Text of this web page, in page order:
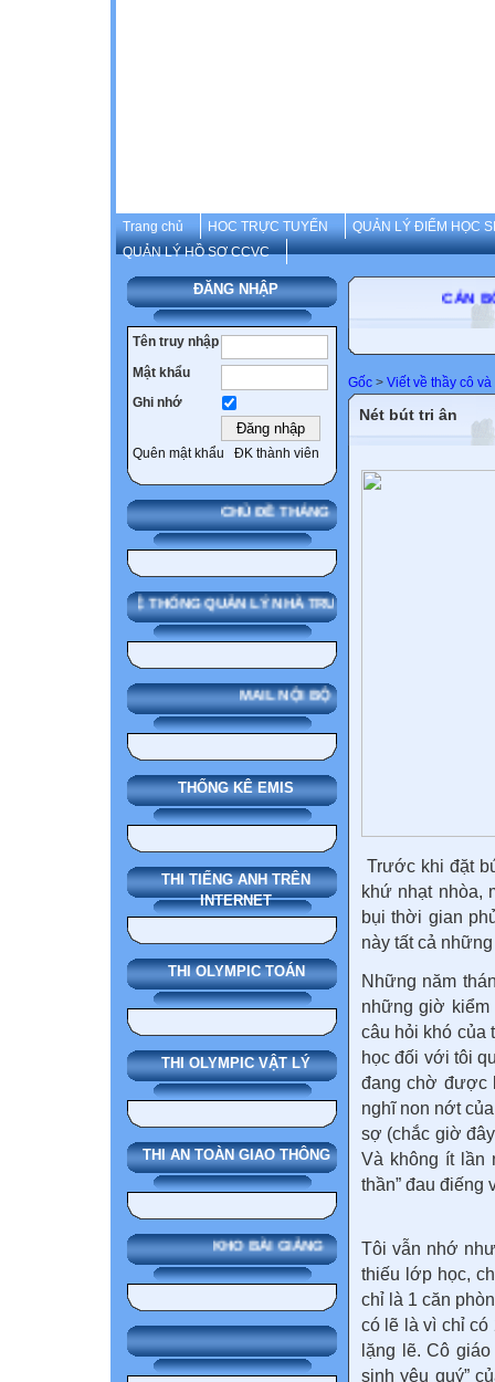
Trang chủ HOC TRỰC TUYẾN
QUẢN LÝ ĐIỂM HỌC
QUẢN LÝ HỒ SƠ CCVC
ĐĂNG NHẬP
Tên truy nhập
Mật khẩu
Ghi nhớ
Quên mật khẩu ĐK thành viên
CHỦ ĐỀ THÁNG
SMAS HỆ THỐNG QUẢN LÝ NHÀ TRƯỜNG
MAIL NỘI BỘ
THỐNG KÊ EMIS
THI TIẾNG ANH TRÊN
INTERNET
THI OLYMPIC TOÁN
THI OLYMPIC VẬT LÝ
THI AN TOÀN GIAO THÔNG
KHO BÀI GIẢNG
CÁN BỘ-
Gốc > Viết về thầy cô
Nét bút tri ân
Trước khi đặt
khứ nhạt nhòa,
bụi thời gian
này tất cả
Những năm
những giờ kiểm
câu hỏi khó của
học đối với tôi
đang chờ được
nghĩ non nớt
sợ (chắc giờ
Và không ít lần
thần” đau điếng
Tôi vẫn nhớ
thiếu lớp học,
chỉ là 1 căn
có lẽ là vì chỉ có
lặng lẽ. Cô
sinh yêu quý”